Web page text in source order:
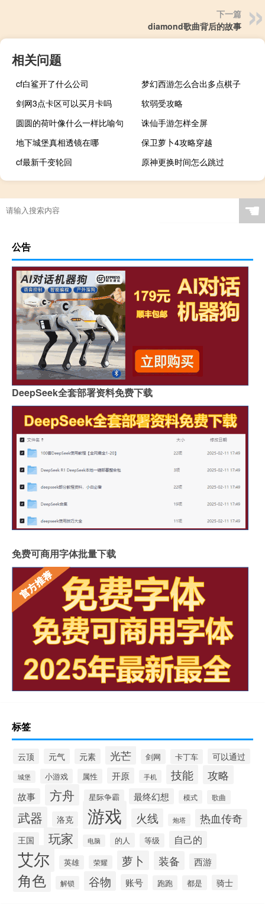
下一篇
diamond歌曲背后的故事
相关问题
cf白鲨开了什么公司
梦幻西游怎么合出多点棋子
剑网3点卡区可以买月卡吗
软弱受攻略
圆圆的荷叶像什么一样比喻句
诛仙手游怎样全屏
地下城堡真相透镜在哪
保卫萝卜4攻略穿越
cf最新千变轮回
原神更换时间怎么跳过
☚
公告
DeepSeek全套部署资料免费下载
免费可商用字体批量下载
标签
云顶 元气 元素 光芒 剑网 卡丁车 可以通过
城堡 小游戏 属性 开原 手机 技能 攻略
故事 方舟 星际争霸 最终幻想 模式 歌曲
武器 洛克 游戏 火线 炮塔 热血传奇
王国 玩家 电脑 的人 等级 自己的
艾尔 英雄 荣耀 萝卜 装备 西游
角色 解锁 谷物 账号 跑跑 都是 骑士